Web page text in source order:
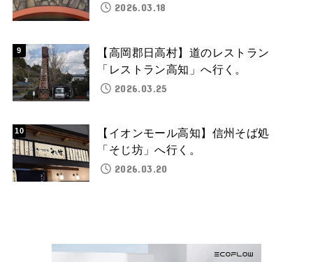
2026.03.18
【高岡郡日高村】道のレストラン
「レストラン高知」へ行く。
2026.03.25
【イオンモール高知】信州そば処
「そじ坊」へ行く。
2026.03.20